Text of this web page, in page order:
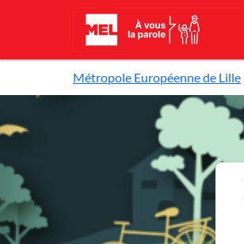
Aller au contenu principal
Métropole Européenne de Lille